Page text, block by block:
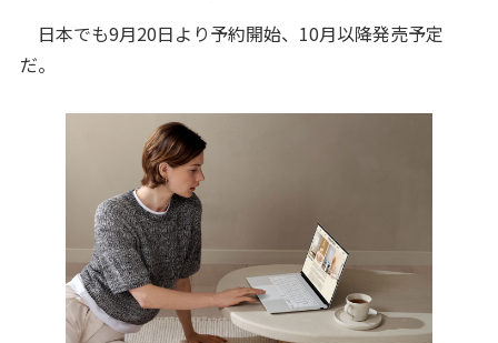
日本でも9月20日より予約開始、10月以降発売予定
だ。